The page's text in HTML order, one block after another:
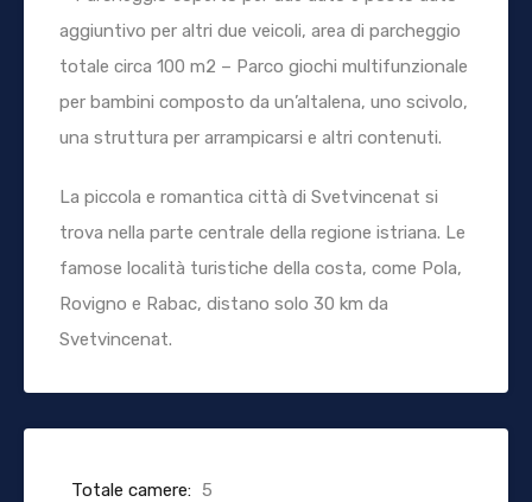
aggiuntivo per altri due veicoli, area di parcheggio
totale circa 100 m2 – Parco giochi multifunzionale
per bambini composto da un’altalena, uno scivolo,
una struttura per arrampicarsi e altri contenuti.
La piccola e romantica città di Svetvincenat si
trova nella parte centrale della regione istriana. Le
famose località turistiche della costa, come Pola,
Rovigno e Rabac, distano solo 30 km da
Svetvincenat.
Totale camere: 5